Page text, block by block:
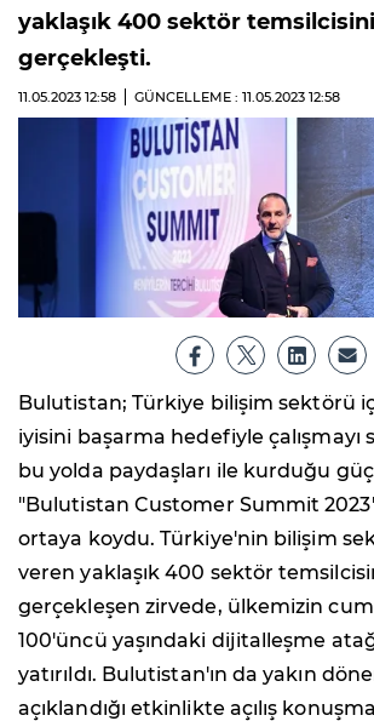
yaklaşık 400 sektör
gerçekleşti.
11.05.2023 12:58 GÜNCELLEME : 11.05.2023 12:58
Bulutistan; Türkiye bilişim sektörü
iyisini başarma hedefiyle
bu yolda paydaşları ile kurduğu
"Bulutistan Customer Summit
ortaya koydu. Türkiye'nin bilişim
veren yaklaşık 400 sektör
gerçekleşen zirvede, ülkemizin
100'üncü yaşındaki dijitalleşme
yatırıldı. Bulutistan'ın da yakın
açıklandığı etkinlikte açılış